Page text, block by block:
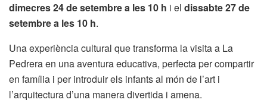
dimecres 24 de setembre a les 10 h i el dissabte 27 de
setembre a les 10 h.
Una experiència cultural que transforma la visita a La
Pedrera en una aventura educativa, perfecta per compartir
en família i per introduir els infants al món de l’art i
l’arquitectura d’una manera divertida i amena.